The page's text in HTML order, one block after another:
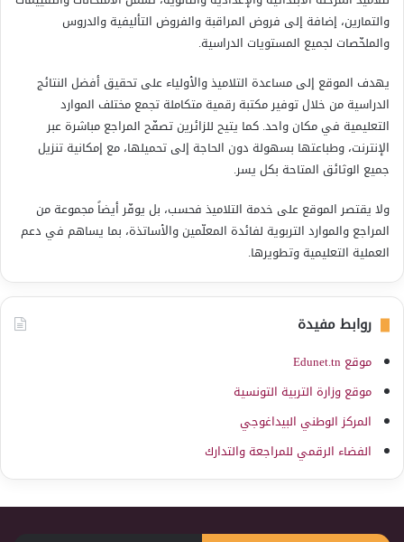
والتمارين، إضافة إلى فروض المراقبة والفروض التأليفية والدروس
والملخّصات لجميع المستويات الدراسية.
يهدف الموقع إلى مساعدة التلاميذ والأولياء على تحقيق أفضل النتائج
الدراسية من خلال توفير مكتبة رقمية متكاملة تجمع مختلف الموارد
التعليمية في مكان واحد. كما يتيح للزائرين تصفّح المراجع مباشرة عبر
الإنترنت، وطباعتها بسهولة دون الحاجة إلى تحميلها، مع إمكانية تنزيل
جميع الوثائق المتاحة بكل يسر.
ولا يقتصر الموقع على خدمة التلاميذ فحسب، بل يوفّر أيضاً مجموعة من
المراجع والموارد التربوية لفائدة المعلّمين والأساتذة، بما يساهم في دعم
العملية التعليمية وتطويرها.
روابط مفيدة
موقع Edunet.tn
موقع وزارة التربية التونسية
المركز الوطني البيداغوجي
الفضاء الرقمي للمراجعة والتدارك